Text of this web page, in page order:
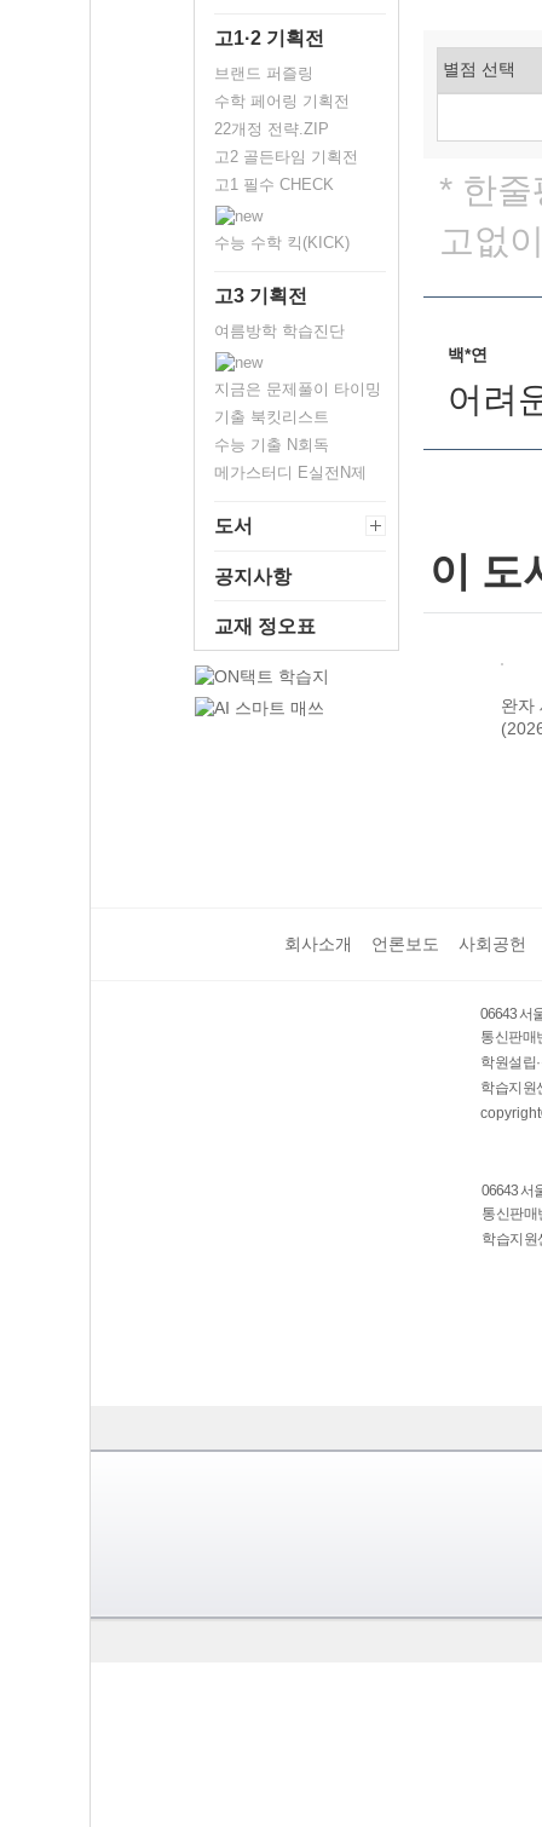
고1·2 기획전
브랜드 퍼즐링
수학 페어링 기획전
22개정 전략.ZIP
고2 골든타임 기획전
고1 필수 CHECK
수능 수학 킥(KICK)
고3 기획전
여름방학 학습진단
지금은 문제풀이 타이밍
기출 북킷리스트
수능 기출 N회독
메가스터디 E실전N제
도서
공지사항
교재 정오표
* 한
고없
백*연
어려
이 도
완자 고등 현대
완자
회사소개 언론보도 사회공헌
06643 서
통신판매
학원설립
학습지원
06643 서
통신판매
학습지원